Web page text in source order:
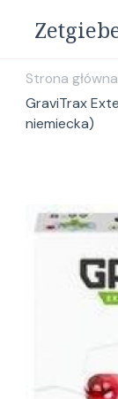
Strona główna
GraviTrax
niemiecka)